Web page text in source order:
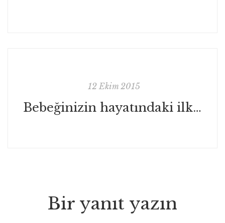
12 Ekim 2015
Bebeğinizin hayatındaki ilkler
Bir yanıt yazın